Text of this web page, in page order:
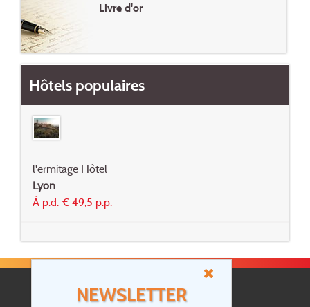
NEWSLETTER
Livre d'or
Hôtels populaires
l'ermitage Hôtel
Lyon
À p.d. € 49,5 p.p.